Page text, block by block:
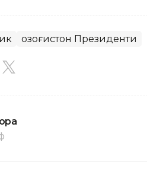
Қозоғистон Президенти